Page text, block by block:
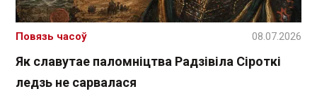
Як славутае паломніцтва Радзівіла Сіроткі
ледзь не сарвалася
Повязь часоў 08.07.2026